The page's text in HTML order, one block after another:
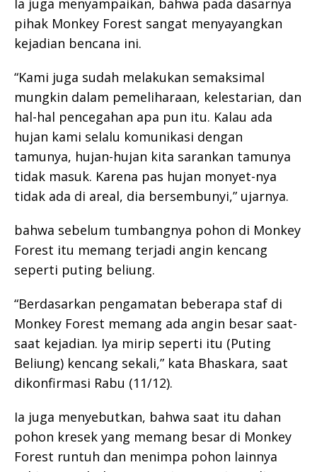
Ia juga menyampaikan, bahwa pada dasarnya
pihak Monkey Forest sangat menyayangkan
kejadian bencana ini.
“Kami juga sudah melakukan semaksimal
mungkin dalam pemeliharaan, kelestarian, dan
hal-hal pencegahan apa pun itu. Kalau ada
hujan kami selalu komunikasi dengan
tamunya, hujan-hujan kita sarankan tamunya
tidak masuk. Karena pas hujan monyet-nya
tidak ada di areal, dia bersembunyi,” ujarnya.
bahwa sebelum tumbangnya pohon di Monkey
Forest itu memang terjadi angin kencang
seperti puting beliung.
“Berdasarkan pengamatan beberapa staf di
Monkey Forest memang ada angin besar saat-
saat kejadian. Iya mirip seperti itu (Puting
Beliung) kencang sekali,” kata Bhaskara, saat
dikonfirmasi Rabu (11/12).
Ia juga menyebutkan, bahwa saat itu dahan
pohon kresek yang memang besar di Monkey
Forest runtuh dan menimpa pohon lainnya